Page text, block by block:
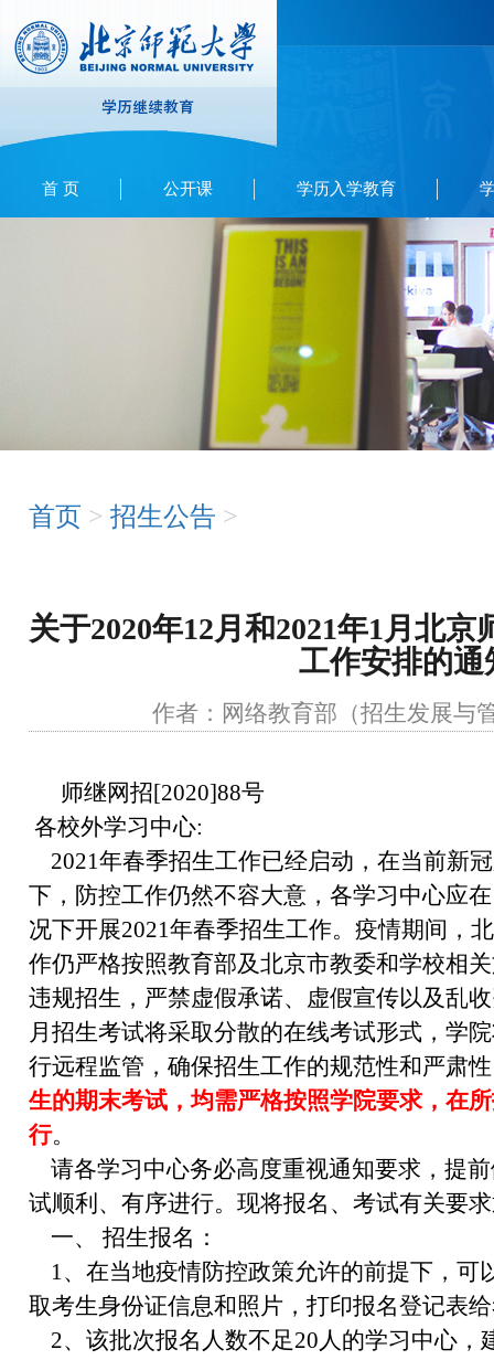
首 页 公开课 学历入学教育
首页 > 招生公告 >
关于2020年12月和2021年1月北
工作安排的通
作者：网络教育部（招生发展
师继网招[2020]88号
各校外学习中心:
2021年春季招生工作已经启动，在当前新
下，防控工作仍然不容大意，各学习中心应
况下开展2021年春季招生工作。疫情期间，
作仍严格按照教育部及北京市教委和学校相
违规招生，严禁虚假承诺、虚假宣传以及乱
月招生考试将采取分散的在线考试形式，学
行远程监管，确保招生工作的规范性和严肃
生的期末考试，均需严格按照学院要求，在
行。
请各学习中心务必高度重视通知要求，提
试顺利、有序进行。现将报名、考试有关要
一、 招生报名：
1、在当地疫情防控政策允许的前提下，可
取考生身份证信息和照片，打印报名登记表
2、该批次报名人数不足20人的学习中心，